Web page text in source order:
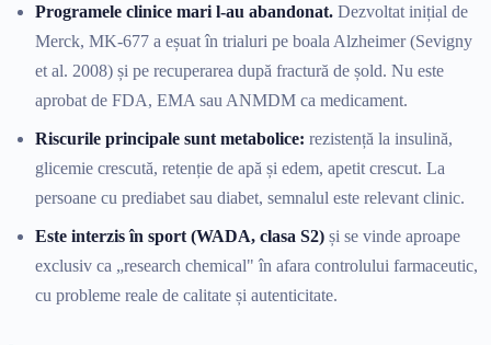
Programele clinice mari l-au abandonat. Dezvoltat inițial de
Merck, MK-677 a eșuat în trialuri pe boala Alzheimer (Sevigny
et al. 2008) și pe recuperarea după fractură de șold. Nu este
aprobat de FDA, EMA sau ANMDM ca medicament.
Riscurile principale sunt metabolice: rezistență la insulină,
glicemie crescută, retenție de apă și edem, apetit crescut. La
persoane cu prediabet sau diabet, semnalul este relevant clinic.
Este interzis în sport (WADA, clasa S2) și se vinde aproape
exclusiv ca „research chemical" în afara controlului farmaceutic,
cu probleme reale de calitate și autenticitate.